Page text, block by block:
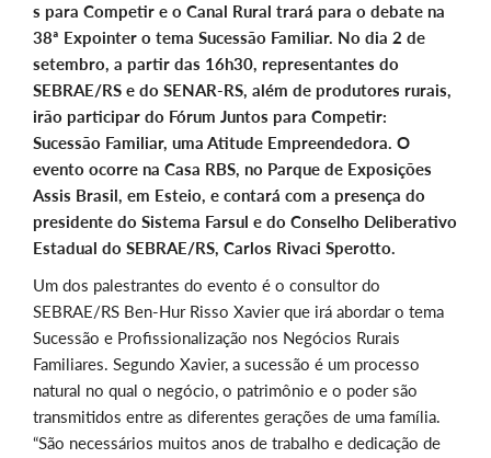
s para Competir e o Canal Rural trará para o debate na
38ª Expointer o tema Sucessão Familiar. No dia 2 de
setembro, a partir das 16h30, representantes do
SEBRAE/RS e do SENAR-RS, além de produtores rurais,
irão participar do Fórum Juntos para Competir:
Sucessão Familiar, uma Atitude Empreendedora. O
evento ocorre na Casa RBS, no Parque de Exposições
Assis Brasil, em Esteio, e contará com a presença do
presidente do Sistema Farsul e do Conselho Deliberativo
Estadual do SEBRAE/RS, Carlos Rivaci Sperotto.
Um dos palestrantes do evento é o consultor do
SEBRAE/RS Ben-Hur Risso Xavier que irá abordar o tema
Sucessão e Profissionalização nos Negócios Rurais
Familiares. Segundo Xavier, a sucessão é um processo
natural no qual o negócio, o patrimônio e o poder são
transmitidos entre as diferentes gerações de uma família.
“São necessários muitos anos de trabalho e dedicação de